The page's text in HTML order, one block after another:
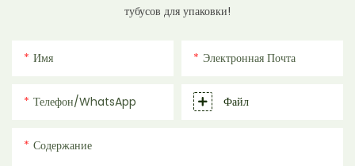
тубусов для упаковки!
Имя Электронная Почта
Телефон/WhatsApp Файл
Содержание